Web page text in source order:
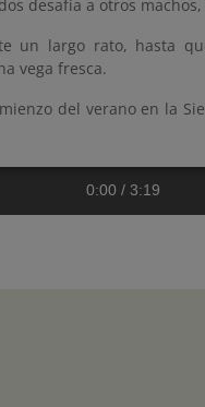
desafía a otros
un largo rato, hasta
vega fresca.
del verano en la
0:00 / 3:19